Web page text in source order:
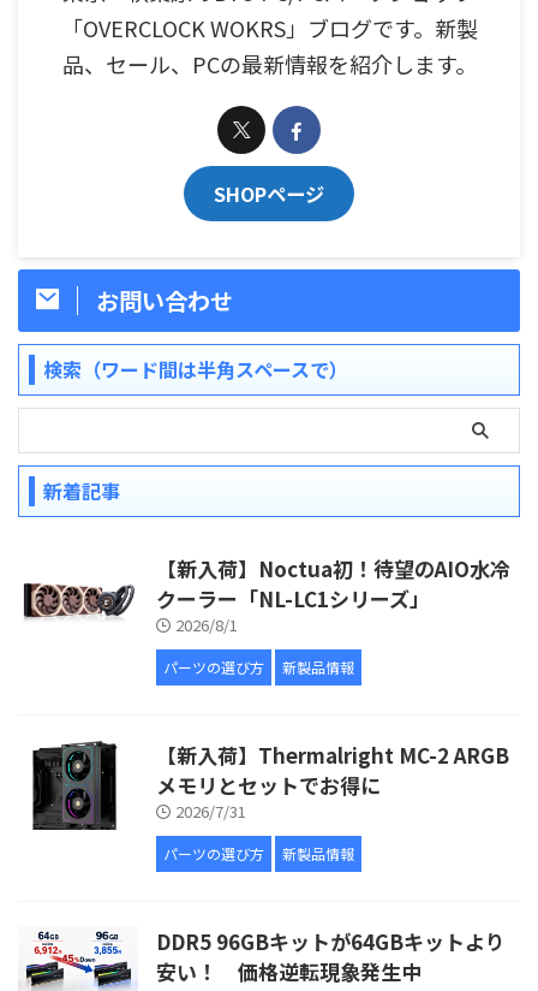
「OVERCLOCK WOKRS」ブログです。新製
品、セール、PCの最新情報を紹介します。
SHOPページ
お問い合わせ
検索（ワード間は半角スペースで）
新着記事
【新入荷】Noctua初！待望のAIO水冷
クーラー「NL-LC1シリーズ」
2026/8/1
パーツの選び方 新製品情報
【新入荷】Thermalright MC-2 ARGB
メモリとセットでお得に
2026/7/31
パーツの選び方 新製品情報
DDR5 96GBキットが64GBキットより
安い！ 価格逆転現象発生中